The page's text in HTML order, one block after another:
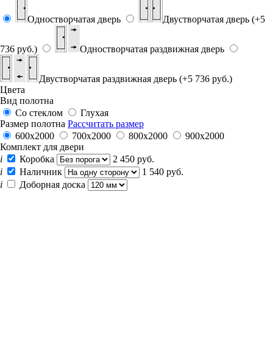
Одностворчатая дверь Двустворчатая дверь (+5
736 руб.) Одностворчатая раздвижная дверь
Двустворчатая раздвижная дверь (+5 736 руб.)
Цвета
Вид полотна
Со стеклом
Глухая
Размер полотна Рассчитать размер
600x2000
700x2000 800x2000
900x2000
Комплект для двери
i
Коробка
2 450 руб.
i
Наличник
1 540 руб.
i
Доборная доска